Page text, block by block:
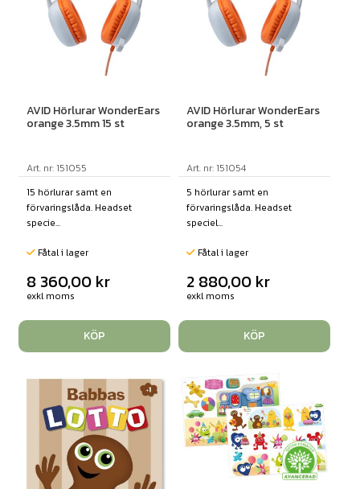
AVID Hörlurar WonderEars
orange 3.5mm 15 st
Art. nr: 151055
15 hörlurar samt en
förvaringslåda. Headset
specie...
Fåtal i lager
8 360,00 kr
exkl moms
KÖP
AVID Hörlurar WonderEars
orange 3.5mm, 5 st
Art. nr: 151054
5 hörlurar samt en
förvaringslåda. Headset
speciel...
Fåtal i lager
2 880,00 kr
exkl moms
KÖP